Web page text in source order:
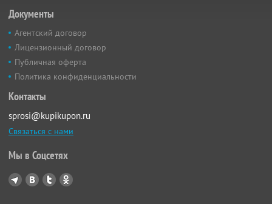
Документы
Агентский договор
Лицензионный договор
Публичная оферта
Политика конфиденциальности
Контакты
sprosi@kupikupon.ru
Связаться с нами
Мы в Соцсетях